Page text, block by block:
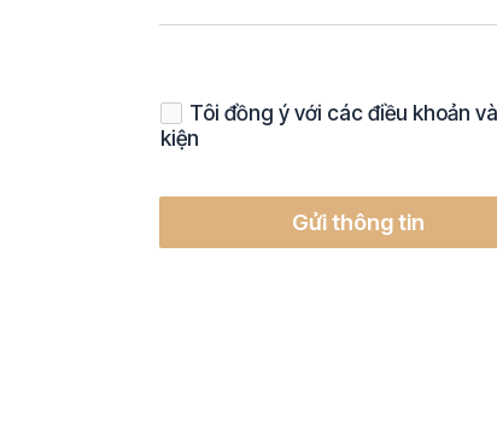
Tôi đồng ý với các điều khoản
kiện
Gửi thông tin